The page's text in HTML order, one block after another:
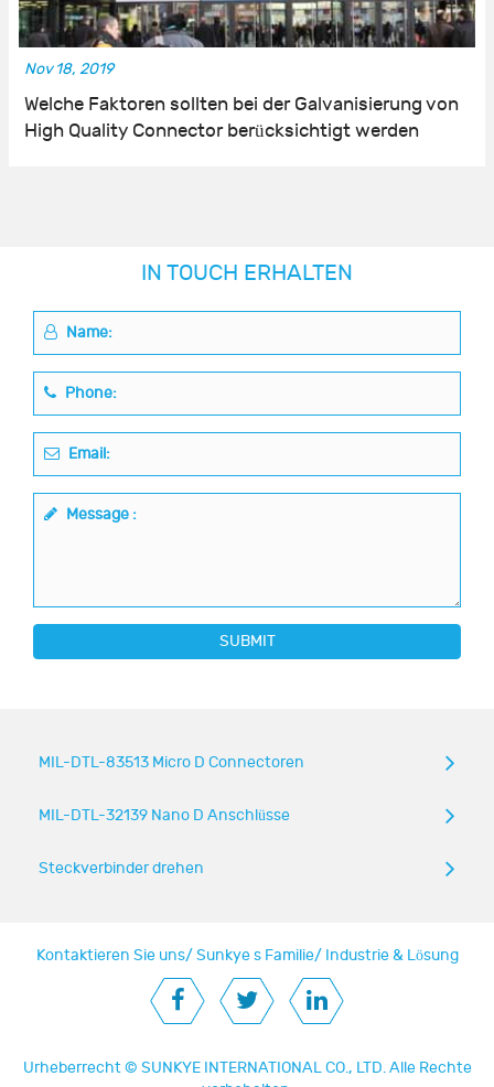
Nov 18, 2019
Welche Faktoren sollten bei der Galvanisierung von
High Quality Connector berücksichtigt werden
IN TOUCH ERHALTEN
Name:
Phone:
Email:
Message :
SUBMIT
MIL-DTL-83513 Micro D Connectoren
MIL-DTL-32139 Nano D Anschlüsse
Steckverbinder drehen
Kontaktieren Sie uns/Sunkye s Familie/ Industrie & Lösung
Urheberrecht © SUNKYE INTERNATIONAL CO., LTD.Alle Rechte